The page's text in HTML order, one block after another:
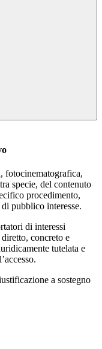
fotocinematografica,
specie, del contenuto
procedimento,
pubblico interesse.
di interessi
concreto e
tutelata e
a sostegno